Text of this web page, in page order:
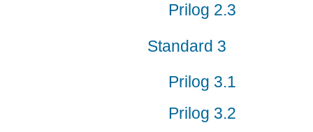
Prilog 2.3
Standard 3
Prilog 3.1
Prilog 3.2